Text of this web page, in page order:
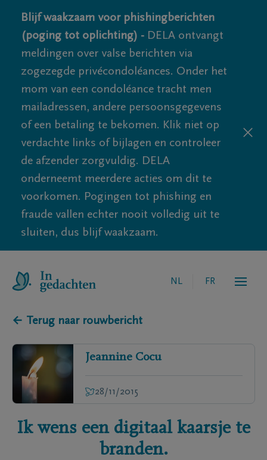
Blijf waakzaam voor phishingberichten
(poging tot oplichting) - DELA ontvangt
meldingen over valse berichten via
zogezegde privécondoléances. Onder het
mom van een condoléance tracht men
mailadressen, andere persoonsgegevens
of een betaling te bekomen. Klik niet op
verdachte links of bijlagen en controleer
de afzender zorgvuldig. DELA
onderneemt meerdere acties om dit te
voorkomen. Pogingen tot phishing en
fraude vallen echter nooit volledig uit te
sluiten, dus blijf waakzaam.
NL FR
← Terug naar rouwbericht
Jeannine Cocu
28/11/2015
Ik wens een digitaal kaarsje te
branden.